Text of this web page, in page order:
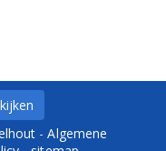
-Algemene